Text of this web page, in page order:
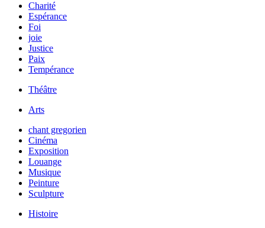
Charité
Espérance
Foi
joie
Justice
Paix
Tempérance
Théâtre
Arts
chant gregorien
Cinéma
Exposition
Louange
Musique
Peinture
Sculpture
Histoire